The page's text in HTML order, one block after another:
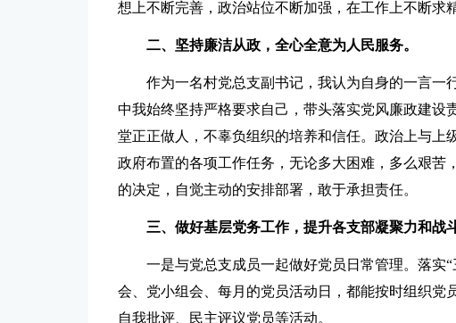
想上不断完善，政治站位不断加强，在工作上不断求
二、坚持廉洁从政， 全心全意为人民服务。
作为一名村党总支副书记，我认为自身的一言一
中我始终坚持严格要求自己，带头落实党风廉政建设
堂正正做人，不辜负组织的培养和信任。政治上与上
政府布置的各项工作任务，无论多大困难，多么艰苦
的决定，自觉主动的安排部署，敢于承担责任。
三、 做好基层党务工作， 提升各支部凝聚力和战
一是与党总支成员一起做好党员日常管理。落实
会、党小组会、每月的党员活动日，都能按时组织党
自我批评、民主评议党员等活动。